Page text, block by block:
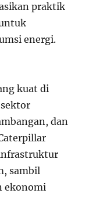
praktik
energi.
kuat di
dan
sambil
ekonomi